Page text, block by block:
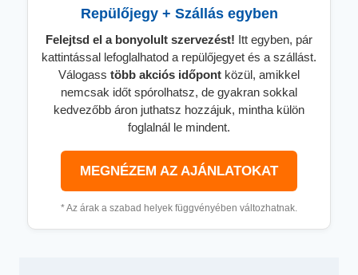
Repülőjegy + Szállás egyben
Felejtsd el a bonyolult szervezést! Itt egyben, pár
kattintással lefoglalhatod a repülőjegyet és a szállást.
Válogass több akciós időpont közül, amikkel
nemcsak időt spórolhatsz, de gyakran sokkal
kedvezőbb áron juthatsz hozzájuk, mintha külön
foglalnál le mindent.
MEGNÉZEM AZ AJÁNLATOKAT
* Az árak a szabad helyek függvényében változhatnak.